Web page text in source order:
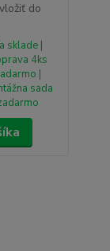
do
sklade |
4ks
|
sada